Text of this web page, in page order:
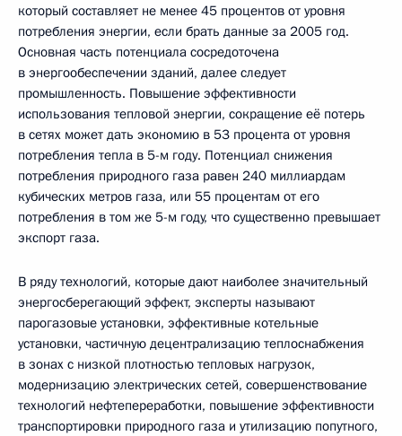
который составляет не менее 45 процентов от уровня
потребления энергии, если брать данные за 2005 год.
Основная часть потенциала сосредоточена
в энергообеспечении зданий, далее следует
промышленность. Повышение эффективности
использования тепловой энергии, сокращение её потерь
в сетях может дать экономию в 53 процента от уровня
потребления тепла в 5-м году. Потенциал снижения
потребления природного газа равен 240 миллиардам
кубических метров газа, или 55 процентам от его
потребления в том же 5-м году, что существенно превышает
экспорт газа.
В ряду технологий, которые дают наиболее значительный
энергосберегающий эффект, эксперты называют
парогазовые установки, эффективные котельные
установки, частичную децентрализацию теплоснабжения
в зонах с низкой плотностью тепловых нагрузок,
модернизацию электрических сетей, совершенствование
технологий нефтепереработки, повышение эффективности
транспортировки природного газа и утилизацию попутного,